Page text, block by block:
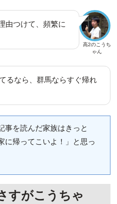
高2のこうち
ゃん
由つけて、頻繁に
るなら、群馬ならすぐ帰れ
事を読んだ家族はきっと
に帰ってこいよ！」と思っ
すがこうちゃ